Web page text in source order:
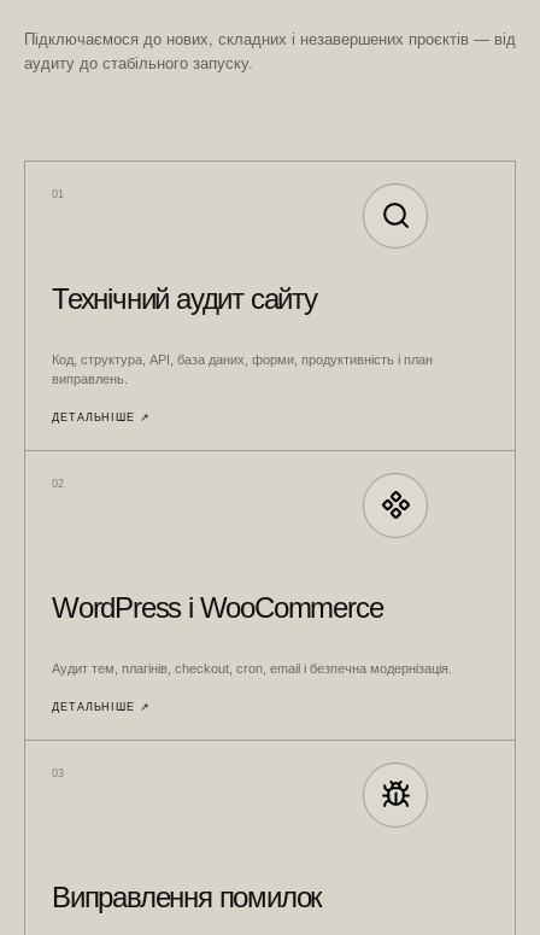
Підключаємося до нових, складних і незавершених проєктів — від
аудиту до стабільного запуску.
01
Технічний аудит сайту
Код, структура, API, база даних, форми, продуктивність і план
виправлень.
ДЕТАЛЬНІШЕ ↗︎
02
WordPress і WooCommerce
Аудит тем, плагінів, checkout, cron, email і безпечна модернізація.
ДЕТАЛЬНІШЕ ↗︎
03
Виправлення помилок